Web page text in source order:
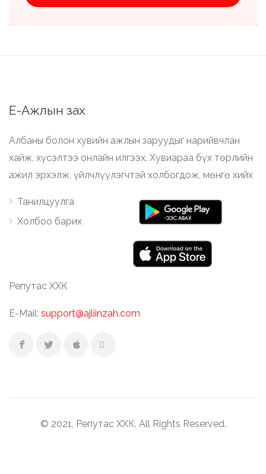
Е-Ажлын зах
Албаны болон хувийн ажлын заруудыг нарийвчлан
хайж, хүсэлтээ онлайн илгээх. Хувиараа бүх төрлийн
ажил эрхэлж, үйлчлүүлэгчтэй холбогдож, мөнгө хийх
Танилцуулга
Холбоо барих
Репутас ХХК
E-Mail: support@ajliinzah.com
© 2021, Репутас ХХК. All Rights Reserved.